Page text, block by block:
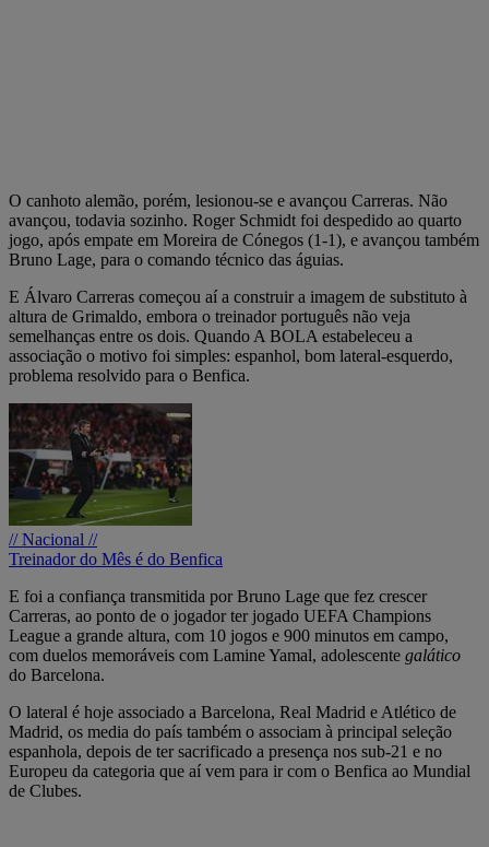
O canhoto alemão, porém, lesionou-se e avançou Carreras. Não
avançou, todavia sozinho. Roger Schmidt foi despedido ao quarto
jogo, após empate em Moreira de Cónegos (1-1), e avançou também
Bruno Lage, para o comando técnico das águias.
E Álvaro Carreras começou aí a construir a imagem de substituto à
altura de Grimaldo, embora o treinador português não veja
semelhanças entre os dois. Quando A BOLA estabeleceu a
associação o motivo foi simples: espanhol, bom lateral-esquerdo,
problema resolvido para o Benfica.
// Nacional //
Treinador do Mês é do Benfica
E foi a confiança transmitida por Bruno Lage que fez crescer
Carreras, ao ponto de o jogador ter jogado UEFA Champions
League a grande altura, com 10 jogos e 900 minutos em campo,
com duelos memoráveis com Lamine Yamal, adolescente galático
do Barcelona.
O lateral é hoje associado a Barcelona, Real Madrid e Atlético de
Madrid, os media do país também o associam à principal seleção
espanhola, depois de ter sacrificado a presença nos sub-21 e no
Europeu da categoria que aí vem para ir com o Benfica ao Mundial
de Clubes.